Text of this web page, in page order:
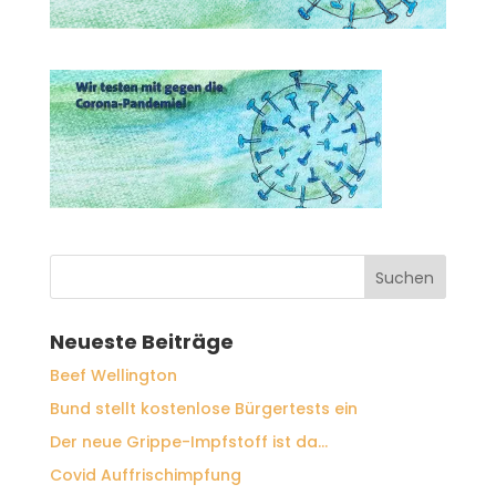
Neueste Beiträge
Beef Wellington
Bund stellt kostenlose Bürgertests ein
Der neue Grippe-Impfstoff ist da…
Covid Auffrischimpfung